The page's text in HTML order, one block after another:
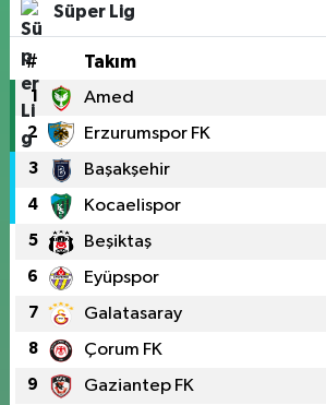
Süper Lig
# Takım
1 Amed
2 Erzurumspor FK
3 Başakşehir
4 Kocaelispor
5 Beşiktaş
6 Eyüpspor
7 Galatasaray
8 Çorum FK
9 Gaziantep FK